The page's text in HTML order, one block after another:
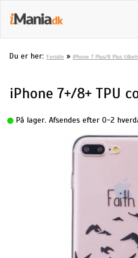
Du er her: Forside » iPhone 7 Plus/8 Plus
iPhone 7+/8+ TPU
På lager. Afsendes efter 0-2